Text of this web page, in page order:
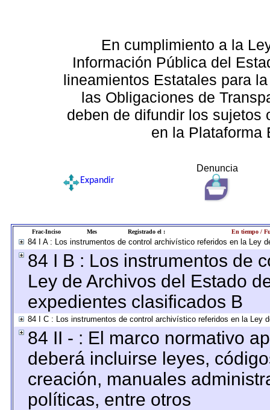
En cumplimiento a la
Información Pública del
lineamientos Estatales para
las Obligaciones de
deben de difundir los sujetos
en la Plataforma
Denuncia
Expandir
Frac-Inciso Mes Registrado el : En tiempo /
84 I A : Los instrumentos de control archivístico referidos en la Ley
84 I B : Los instrumentos de
Ley de Archivos del Estado
expedientes clasificados B
84 I C : Los instrumentos de control archivístico referidos en la Ley
84 II - : El marco normativo
deberá incluirse leyes,
creación, manuales
políticas, entre otros